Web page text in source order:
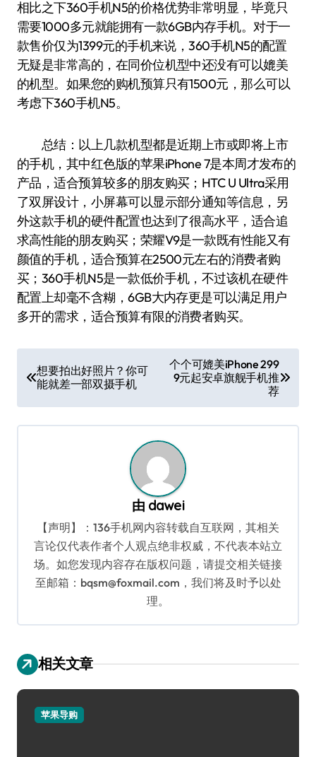
相比之下360手机N5的价格优势非常明显，毕竟只
需要1000多元就能拥有一款6GB内存手机。对于一
款售价仅为1399元的手机来说，360手机N5的配置
无疑是非常高的，在同价位机型中还没有可以媲美
的机型。如果您的购机预算只有1500元，那么可以
考虑下360手机N5。
总结：以上几款机型都是近期上市或即将上市
的手机，其中红色版的苹果iPhone 7是本周才发布的
产品，适合预算较多的朋友购买；HTC U Ultra采用
了双屏设计，小屏幕可以显示部分通知等信息，另
外这款手机的硬件配置也达到了很高水平，适合追
求高性能的朋友购买；荣耀V9是一款既有性能又有
颜值的手机，适合预算在2500元左右的消费者购
买；360手机N5是一款低价手机，不过该机在硬件
配置上却毫不含糊，6GB大内存更是可以满足用户
多开的需求，适合预算有限的消费者购买。
章
导
航
想要拍出好照片？你可
能就差一部双摄手机
个个可媲美iPhone 299
9元起安卓旗舰手机推
荐
由 dawei
【声明】：136手机网内容转载自互联网，其相关
言论仅代表作者个人观点绝非权威，不代表本站立
场。如您发现内容存在版权问题，请提交相关链接
至邮箱：bqsm@foxmail.com，我们将及时予以处
理。
相关文章
苹果导购